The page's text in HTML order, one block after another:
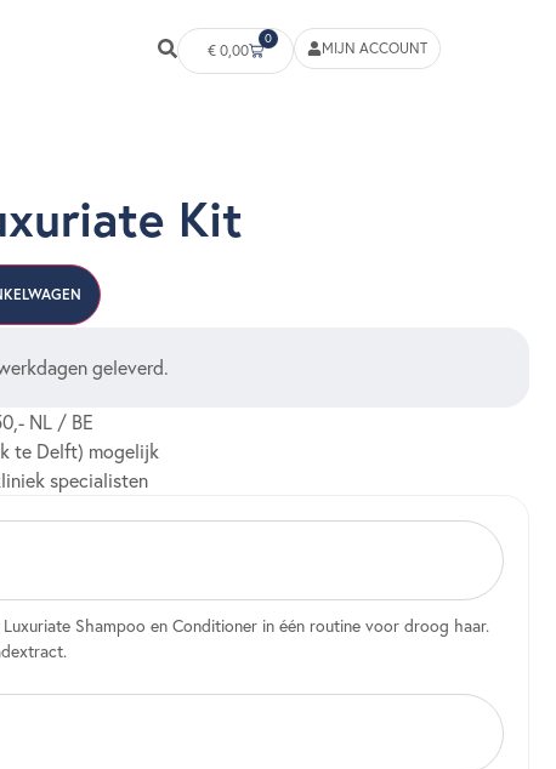
€0,00
0
MIJN ACCOUNT
Kit
geleverd.
NL / BE
te Delft) mogelijk
specialisten
Shampoo en Conditioner in één routine voor droog haar.